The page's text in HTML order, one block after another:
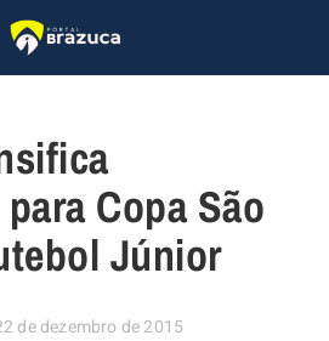
Copa São
Júnior
de dezembro de 2015